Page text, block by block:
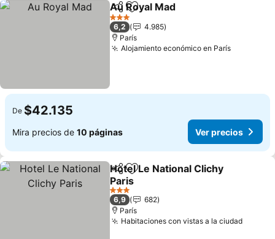
CompartirAgregar a favoritos
Au Royal Mad
3 Estrellas
6,2
4.985
París
Alojamiento económico en París
De $42.135
Mira precios de 10 páginas Ver precios
CompartirAgregar a favoritos
Hotel Le National Clichy
Paris
3 Estrellas
6,9
682
París
Habitaciones con vistas a la ciudad